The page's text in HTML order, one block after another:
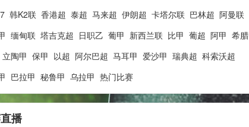
韩K2联 香港超 泰超 马来超 伊朗超 卡塔尔联 巴林超 阿曼联
缅甸联 塔吉克超 日职乙 葡甲 新西兰联 比甲 葡超 阿甲 希
立陶甲 保甲 以超 阿尔巴超 马耳甲 爱沙甲 瑞典超 科索沃超
巴拉甲 秘鲁甲 乌拉甲 热门比赛
播